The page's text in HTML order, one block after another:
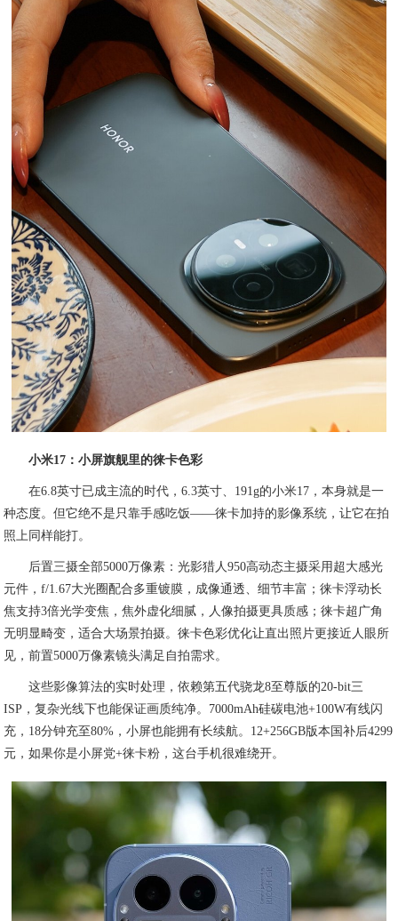
小米17：小屏旗舰里的徕卡色彩
在6.8英寸已成主流的时代，6.3英寸、191g的小米17，本身就是一
种态度。但它绝不是只靠手感吃饭——徕卡加持的影像系统，让它在拍
照上同样能打。
后置三摄全部5000万像素：光影猎人950高动态主摄采用超大感光
元件，f/1.67大光圈配合多重镀膜，成像通透、细节丰富；徕卡浮动长
焦支持3倍光学变焦，焦外虚化细腻，人像拍摄更具质感；徕卡超广角
无明显畸变，适合大场景拍摄。徕卡色彩优化让直出照片更接近人眼所
见，前置5000万像素镜头满足自拍需求。
这些影像算法的实时处理，依赖第五代骁龙8至尊版的20-bit三
ISP，复杂光线下也能保证画质纯净。7000mAh硅碳电池+100W有线闪
充，18分钟充至80%，小屏也能拥有长续航。12+256GB版本国补后4299
元，如果你是小屏党+徕卡粉，这台手机很难绕开。